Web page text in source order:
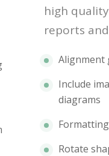
high
reports
Alignment
Include
diagrams
Rotate